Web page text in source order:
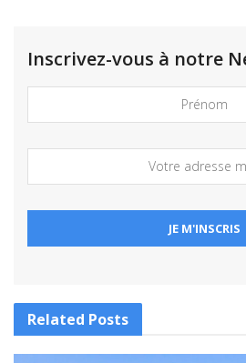
Inscrivez-vous à notre
Related Posts